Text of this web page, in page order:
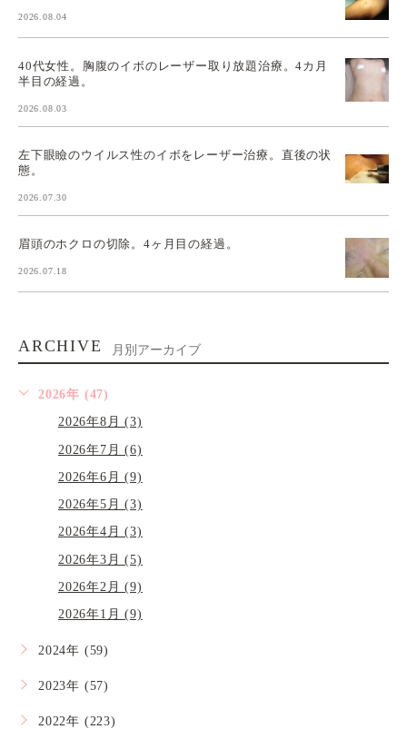
2026.08.04
40代女性。胸腹のイボのレーザー取り放題治療。4カ月
半目の経過。
2026.08.03
左下眼瞼のウイルス性のイボをレーザー治療。直後の状
態。
2026.07.30
眉頭のホクロの切除。4ヶ月目の経過。
2026.07.18
ARCHIVE 月別アーカイブ
2026年 (47)
2026年8月 (3)
2026年7月 (6)
2026年6月 (9)
2026年5月 (3)
2026年4月 (3)
2026年3月 (5)
2026年2月 (9)
2026年1月 (9)
2024年 (59)
2023年 (57)
2022年 (223)